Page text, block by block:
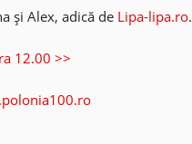
și Alex, adică deLipa-lipa.ro.
12.00 >>